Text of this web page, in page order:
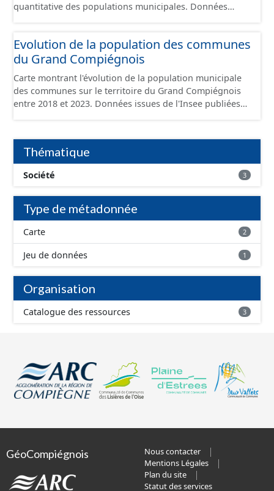
quantitative des populations municipales. Données
Evolution de la population des communes
du Grand Compiégnois
Carte montrant l'évolution de la population municipale
des communes sur le territoire du Grand Compiégnois
entre 2018 et 2023. Données issues de l'Insee publiées
l'année du COVID-19.
Thématique
Société 3
Type de métadonnée
Carte 2
Jeu de données 1
Organisation
Catalogue des ressources 3
GéoCompiégnois
Nous contacter
Mentions Légales
Plan du site
Statut des services